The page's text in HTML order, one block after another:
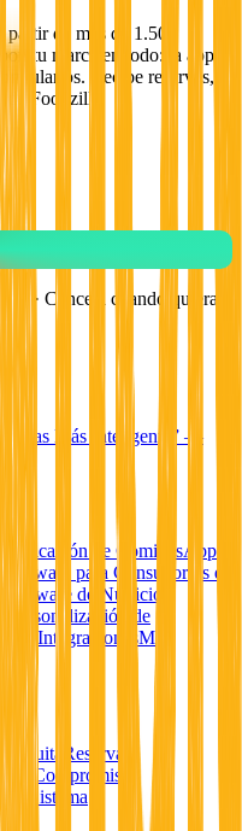
partir de más de 1.500
tu marca en todo: la app
Recibe reservas,
Foodzilla.
· Cancela cuando quieras
Más Inteligente ” —
de ComidasApp
Software para Consultorios de
Software de Nutrición
Personalización de
IntegracionesMás
Reservar
Compromiso
Sistema